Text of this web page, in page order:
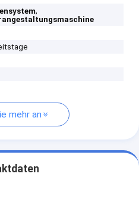
,
mehr an